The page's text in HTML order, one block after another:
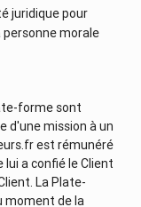
juridique pour
morale
forme sont
d'une mission à un
est rémunéré
lui a confié le Client
La Plate-
moment de la